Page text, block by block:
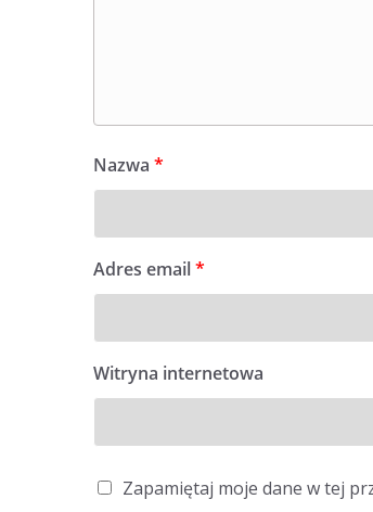
Nazwa *
Adres email*
Witryna internetowa
Zapamiętaj moje dane w tej